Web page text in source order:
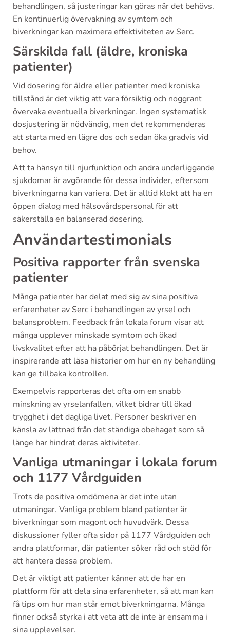
behandlingen, så justeringar kan göras när det behövs.
En kontinuerlig övervakning av symtom och
biverkningar kan maximera effektiviteten av Serc.
Särskilda fall (äldre, kroniska
patienter)
Vid dosering för äldre eller patienter med kroniska
tillstånd är det viktig att vara försiktig och noggrant
övervaka eventuella biverkningar. Ingen systematisk
dosjustering är nödvändig, men det rekommenderas
att starta med en lägre dos och sedan öka gradvis vid
behov.
Att ta hänsyn till njurfunktion och andra underliggande
sjukdomar är avgörande för dessa individer, eftersom
biverkningarna kan variera. Det är alltid klokt att ha en
öppen dialog med hälsovårdspersonal för att
säkerställa en balanserad dosering.
Användartestimonials
Positiva rapporter från svenska
patienter
Många patienter har delat med sig av sina positiva
erfarenheter av Serc i behandlingen av yrsel och
balansproblem. Feedback från lokala forum visar att
många upplever minskade symtom och ökad
livskvalitet efter att ha påbörjat behandlingen. Det är
inspirerande att läsa historier om hur en ny behandling
kan ge tillbaka kontrollen.
Exempelvis rapporteras det ofta om en snabb
minskning av yrselanfallen, vilket bidrar till ökad
trygghet i det dagliga livet. Personer beskriver en
känsla av lättnad från det ständiga obehaget som så
länge har hindrat deras aktiviteter.
Vanliga utmaningar i lokala forum
och 1177 Vårdguiden
Trots de positiva omdömena är det inte utan
utmaningar. Vanliga problem bland patienter är
biverkningar som magont och huvudvärk. Dessa
diskussioner fyller ofta sidor på 1177 Vårdguiden och
andra plattformar, där patienter söker råd och stöd för
att hantera dessa problem.
Det är viktigt att patienter känner att de har en
plattform för att dela sina erfarenheter, så att man kan
få tips om hur man står emot biverkningarna. Många
finner också styrka i att veta att de inte är ensamma i
sina upplevelser.